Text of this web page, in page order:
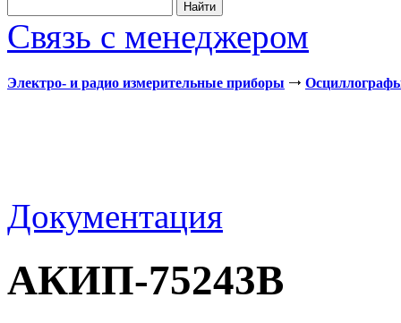
Связь с менеджером
Электро- и радио измерительные приборы
Документация
АКИП-75243B